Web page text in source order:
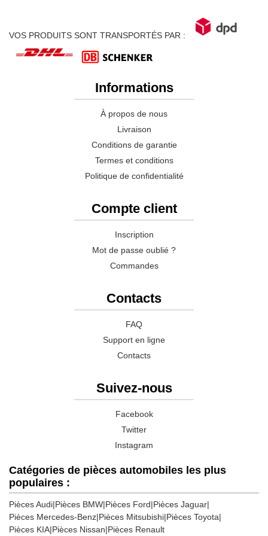
VOS PRODUITS SONT TRANSPORTÉS PAR :
Informations
À propos de nous
Livraison
Conditions de garantie
Termes et conditions
Politique de confidentialité
Compte client
Inscription
Mot de passe oublié ?
Commandes
Contacts
FAQ
Support en ligne
Contacts
Suivez-nous
Facebook
Twitter
Instagram
Catégories de pièces automobiles les plus
populaires :
Pièces Audi|Pièces BMW|Pièces Ford|Pièces Jaguar|
Pièces Mercedes-Benz|Pièces Mitsubishi|Pièces Toyota|
Pièces KIA|Pièces Nissan|Pièces Renault